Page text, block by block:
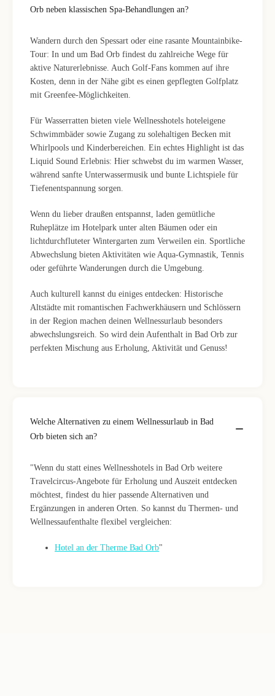
Orb neben klassischen Spa-Behandlungen an?
Wandern durch den Spessart oder eine rasante Mountainbike-
Tour: In und um Bad Orb findest du zahlreiche Wege für
aktive Naturerlebnisse. Auch Golf-Fans kommen auf ihre
Kosten, denn in der Nähe gibt es einen gepflegten Golfplatz
mit Greenfee-Möglichkeiten.
Für Wasserratten bieten viele Wellnesshotels hoteleigene
Schwimmbäder sowie Zugang zu solehaltigen Becken mit
Whirlpools und Kinderbereichen. Ein echtes Highlight ist das
Liquid Sound Erlebnis: Hier schwebst du im warmen Wasser,
während sanfte Unterwassermusik und bunte Lichtspiele für
Tiefenentspannung sorgen.
Wenn du lieber draußen entspannst, laden gemütliche
Ruheplätze im Hotelpark unter alten Bäumen oder ein
lichtdurchfluteter Wintergarten zum Verweilen ein. Sportliche
Abwechslung bieten Aktivitäten wie Aqua-Gymnastik, Tennis
oder geführte Wanderungen durch die Umgebung.
Auch kulturell kannst du einiges entdecken: Historische
Altstädte mit romantischen Fachwerkhäusern und Schlössern
in der Region machen deinen Wellnessurlaub besonders
abwechslungsreich. So wird dein Aufenthalt in Bad Orb zur
perfekten Mischung aus Erholung, Aktivität und Genuss!
Welche Alternativen zu einem Wellnessurlaub in Bad
Orb bieten sich an?
"Wenn du statt eines Wellnesshotels in Bad Orb weitere
Travelcircus-Angebote für Erholung und Auszeit entdecken
möchtest, findest du hier passende Alternativen und
Ergänzungen in anderen Orten. So kannst du Thermen- und
Wellnessaufenthalte flexibel vergleichen:
Hotel an der Therme Bad Orb"